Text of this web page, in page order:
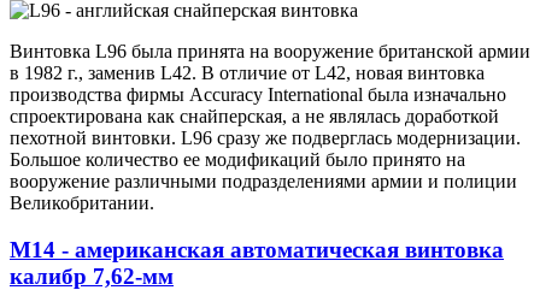
Винтовка L96 была принята на вооружение британской армии
в 1982 г., заменив L42. В отличие от L42, новая винтовка
производства фирмы Accuracy International была изначально
спроектирована как снайперская, а не являлась доработкой
пехотной винтовки. L96 сразу же подверглась модернизации.
Большое количество ее модификаций было принято на
вооружение различными подразделениями армии и полиции
Великобритании.
M14 - американская автоматическая винтовка
калибр 7,62-мм